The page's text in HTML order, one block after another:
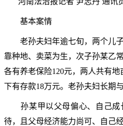
基本案情
老孙夫妇年逾七旬，两个儿子
靠种地、卖菜为生，次子孙某乙
各有养老保险120元，两人共有
下有存款18万元。老孙夫妇长期
孙某甲以父母偏心、自己成
待，且父母经济能力尚可、自己